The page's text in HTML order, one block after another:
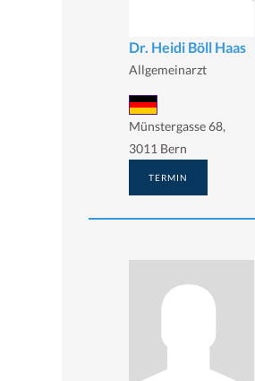
Dr. Heidi Böll Haas
Allgemeinarzt
Münstergasse 68,
3011 Bern
TERMIN